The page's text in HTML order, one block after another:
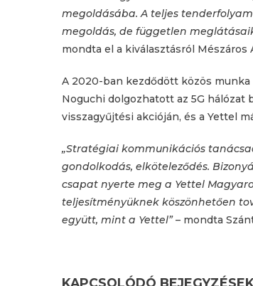
megoldásába. A teljes
megoldás, de független
mondta el a kiválasztásról
A 2020-ban kezdődött közös
Noguchi dolgozhatott az 5G hálózat
visszagyűjtési akcióján, és a Yettel
„Stratégiai kommunikációs
gondolkodás, elköteleződés.
csapat nyerte meg a Yettel
teljesítményüknek köszönhetően
együtt, mint a Yettel”– mondta
KAPCSOLÓDÓ